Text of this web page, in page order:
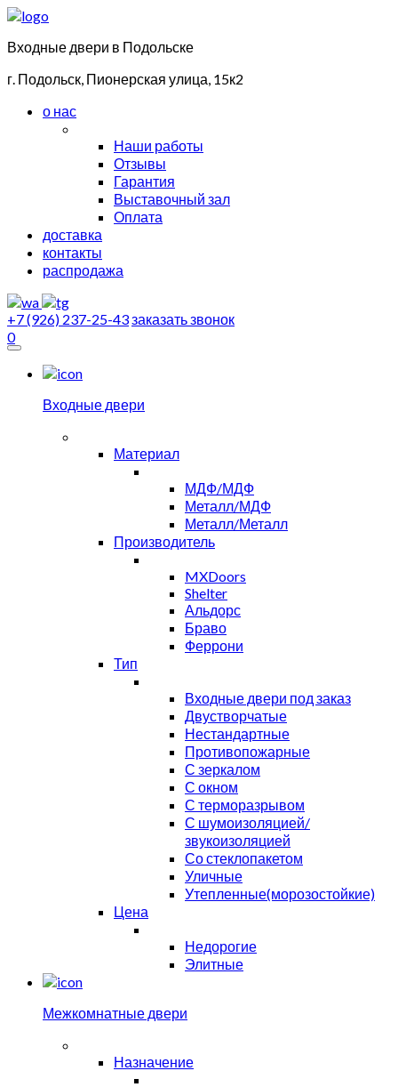
Входные двери в Подольске
г. Подольск, Пионерская улица, 15к2
о нас
Наши работы
Отзывы
Гарантия
Выставочный зал
Оплата
доставка
контакты
распродажа
+7 (926) 237-25-43заказать звонок
0
Входные двери
Материал
МДФ/МДФ
Металл/МДФ
Металл/Металл
Производитель
MXDoors
Shelter
Альдорс
Браво
Феррони
Тип
Входные двери под заказ
Двустворчатые
Нестандартные
Противопожарные
С зеркалом
С окном
С терморазрывом
С шумоизоляцией/
звукоизоляцией
Со стеклопакетом
Уличные
Утепленные(морозостойкие)
Цена
Недорогие
Элитные
Межкомнатные двери
Назначение